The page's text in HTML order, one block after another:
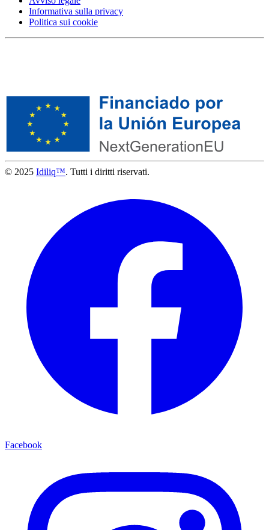
Informativa sulla privacy
Politica sui cookie
© 2025 Idiliq™. Tutti i diritti riservati.
Facebook